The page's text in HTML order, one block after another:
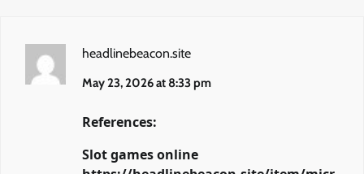
headlinebeacon.site
May 23, 2026 at 8:33 pm
References:
Slot games online